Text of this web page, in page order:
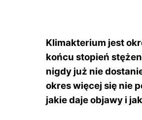
Klimakterium jest
końcu stopień
nigdy już nie
okres więcej się nie
jakie daje objawy i